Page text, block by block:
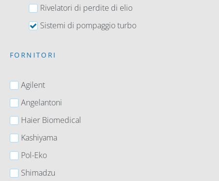
Rivelatori di perdite di elio
Sistemi di pompaggio turbo
FORNITORI
Agilent
Angelantoni
Haier Biomedical
Kashiyama
Pol-Eko
Shimadzu